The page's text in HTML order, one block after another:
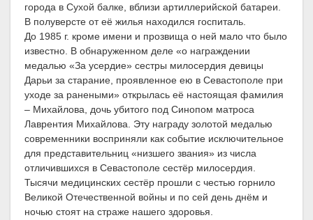
города в Сухой балке, вблизи артиллерийской батареи.
В полуверсте от её жилья находился госпиталь.
До 1985 г. кроме имени и прозвища о ней мало что было
известно. В обнаруженном деле «о награждении
медалью «За усердие» сестры милосердия девицы
Дарьи за старание, проявленное ею в Севастополе при
уходе за ранеными» открылась её настоящая фамилия
– Михайлова, дочь убитого под Синопом матроса
Лаврентия Михайлова. Эту награду золотой медалью
современники восприняли как событие исключительное
для представительниц «низшего звания» из числа
отличившихся в Севастополе сестёр милосердия.
Тысячи медицинских сестёр прошли с честью горнило
Великой Отечественной войны и по сей день днём и
ночью стоят на страже нашего здоровья.